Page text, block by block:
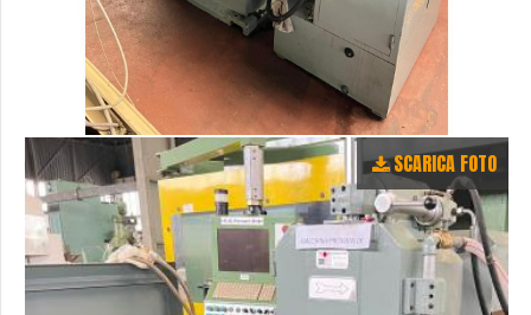
SCARICA FOTO